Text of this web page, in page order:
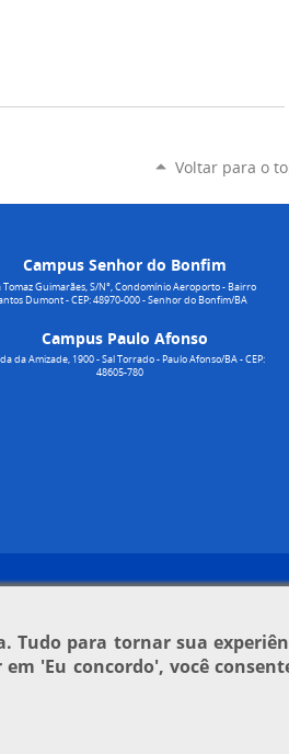
Voltar para o
Campus Senhor do Bonfim
Tomaz Guimarães, S/N°, Condomínio Aeroporto - Bairro
Dumont - CEP: 48970-000 - Senhor do Bonfim/BA
Campus Paulo Afonso
da Amizade, 1900 - Sal Torrado - Paulo Afonso/BA - CEP:
48605-780
Tudo para tornar sua
em 'Eu concordo', você